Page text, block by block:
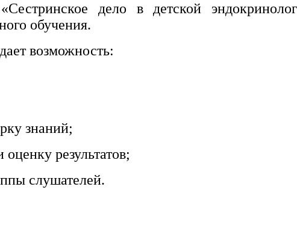
дело в детской
обучения.
возможность:
знаний;
результатов;
слушателей.